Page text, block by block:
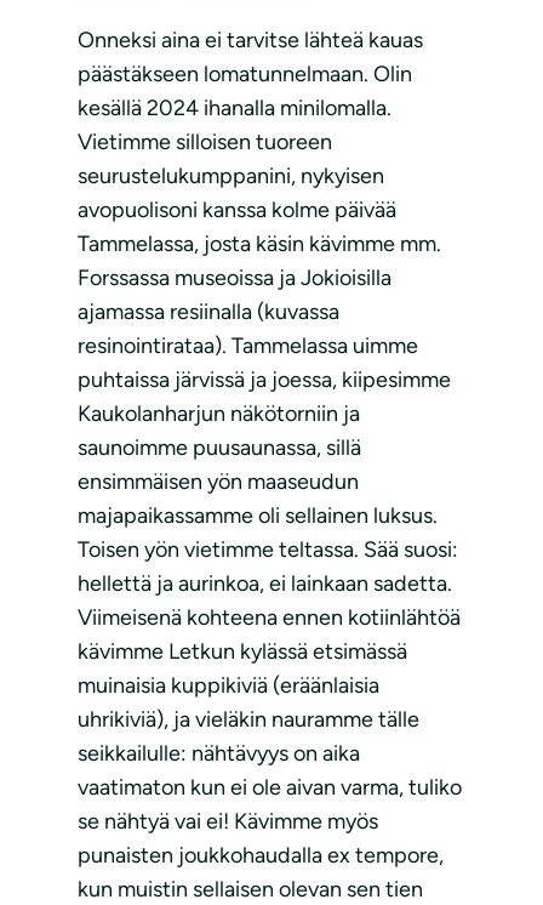
Onneksi aina ei tarvitse lähteä kauas
päästäkseen lomatunnelmaan. Olin
kesällä 2024 ihanalla minilomalla.
Vietimme silloisen tuoreen
seurustelukumppanini, nykyisen
avopuolisoni kanssa kolme päivää
Tammelassa, josta käsin kävimme mm.
Forssassa museoissa ja Jokioisilla
ajamassa resiinalla (kuvassa
resinointirataa). Tammelassa uimme
puhtaissa järvissä ja joessa, kiipesimme
Kaukolanharjun näkötorniin ja
saunoimme puusaunassa, sillä
ensimmäisen yön maaseudun
majapaikassamme oli sellainen luksus.
Toisen yön vietimme teltassa. Sää suosi:
hellettä ja aurinkoa, ei lainkaan sadetta.
Viimeisenä kohteena ennen kotiinlähtöä
kävimme Letkun kylässä etsimässä
muinaisia kuppikiviä (eräänlaisia
uhrikiviä), ja vieläkin nauramme tälle
seikkailulle: nähtävyys on aika
vaatimaton kun ei ole aivan varma, tuliko
se nähtyä vai ei! Kävimme myös
punaisten joukkohaudalla ex tempore,
kun muistin sellaisen olevan sen tien